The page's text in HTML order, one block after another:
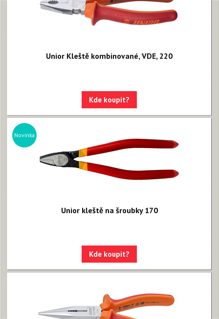
Unior Kleště kombinované, VDE, 220
Kde koupit?
Novinka
Unior kleště na šroubky 170
Kde koupit?